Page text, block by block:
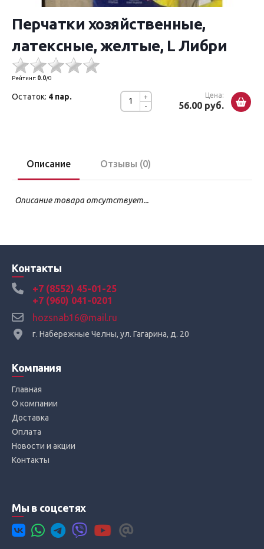
Перчатки хозяйственные,
латексные, желтые, L Либри
Рейтинг: 0.0/0
-
+ Цена:
56.00 руб.
Остаток: 4 пар.
Описание Отзывы (0)
Описание товара отсутствует...
Контакты
+7 (8552) 45-01-25
+7 (960) 041-0201
hozsnab16@mail.ru
г. Набережные Челны, ул. Гагарина, д. 20
Компания
Главная
О компании
Доставка
Оплата
Новости и акции
Контакты
Мы в соцсетях